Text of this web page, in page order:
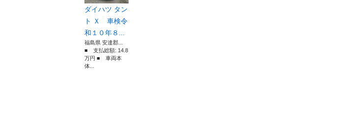
ダイハツ タン
ト Ｘ 車検令
和１０年８...
福島県 安達郡...
■ 支払総額: 14.8
万円 ■ 車両本
体...